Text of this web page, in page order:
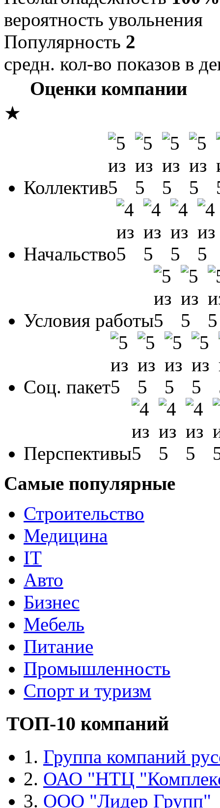
вероятность увольнения
Популярность 2
средн. кол-во показов в
Оценки компании
★
Коллектив
Начальство
Условия работы
Соц. пакет
Перспективы
Самые популярные
Строительство
Медицина
IT
Авто
Бизнес
Мебель
Питание
Промышленность
Спорт и туризм
ТОП-10 компаний
1. Группа компаний
2. ОАО "НТЦ
3. ООО "Лидер Групп"